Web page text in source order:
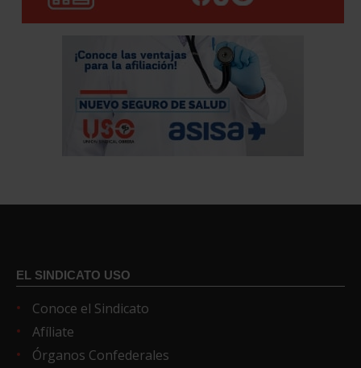
EL SINDICATO USO
Conoce el Sindicato
Afíliate
Órganos Confederales